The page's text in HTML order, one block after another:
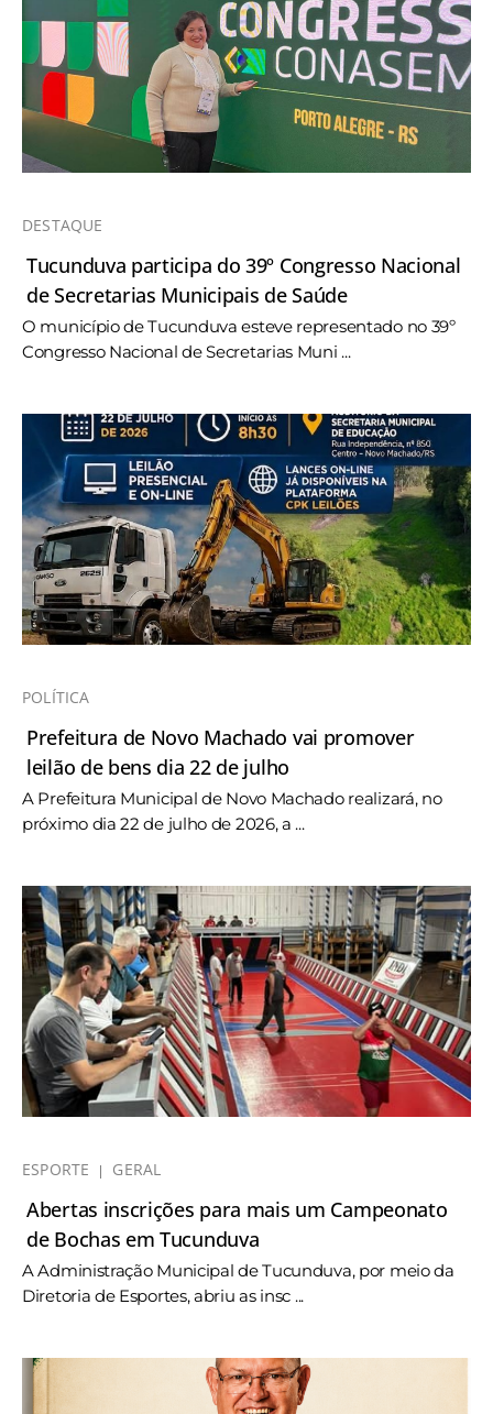
DESTAQUE
Tucunduva participa do 39º Congresso Nacional
de Secretarias Municipais de Saúde
O município de Tucunduva esteve representado no 39º
Congresso Nacional de Secretarias Muni ...
POLÍTICA
Prefeitura de Novo Machado vai promover
leilão de bens dia 22 de julho
A Prefeitura Municipal de Novo Machado realizará, no
próximo dia 22 de julho de 2026, a ...
ESPORTE GERAL
Abertas inscrições para mais um Campeonato
de Bochas em Tucunduva
A Administração Municipal de Tucunduva, por meio da
Diretoria de Esportes, abriu as insc ...